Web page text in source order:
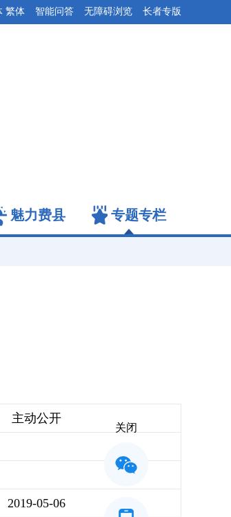
智能问答 无障碍浏览 长者专版
繁体
魅力费县 专题专栏
主动公开
2019-05-06
关闭